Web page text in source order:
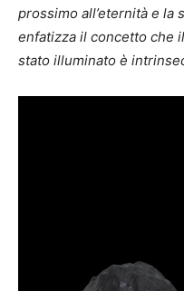
prossimo all’eternità e la
enfatizza il concetto che
stato illuminato è